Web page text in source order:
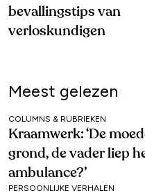
bevallingstips van
verloskundigen
Meest gelezen
COLUMNS & RUBRIEKEN
Kraamwerk: ‘De
grond, de vader liep
ambulance?’
PERSOONLIJKE VERHALEN